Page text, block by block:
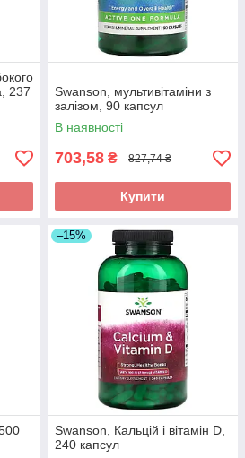
237
Swanson, мультивітаміни з
залізом, 90 капсул
В наявності
703,58 ₴ 827,74 ₴
Купити
–15%
Swanson, Кальцій і вітамін D,
240 капсул